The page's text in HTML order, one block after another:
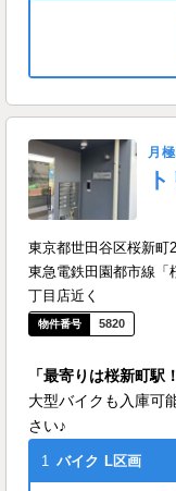
月
東京都世田谷区桜新町
東急電鉄田園都市線「
丁目店近く
5820
「最寄りは桜新町駅
大型バイクも入庫可
さい♪
1 バイク L区画